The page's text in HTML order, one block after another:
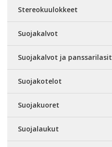
Stereokuulokkeet
Suojakalvot
Suojakalvot ja panssarilasit
Suojakotelot
Suojakuoret
Suojalaukut